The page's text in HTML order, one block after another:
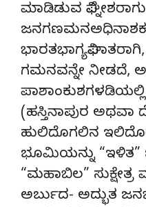
ಮಾಡಿಡುವ
ಗಮನವನ್ನೇ ನೀಡದೆ,
ಪಾಶಾಂಕುಶಗಳಡಿಯಲ್ಲಿ
(ಹಸ್ತಿನಾಪುರ ಅಥವಾ
ಹುಲಿದೊಗಲಿನ
ಭೂಮಿಯನ್ನು
“ಮಹಾಬಿಲ”
ಅರ್ಬುದ- ಅದ್ಭುತ